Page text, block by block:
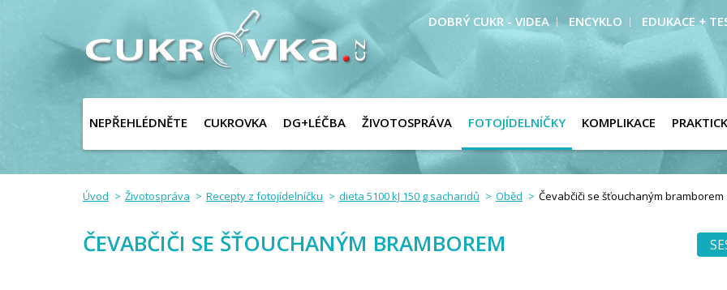
DOBRÝ CUKR - VIDEA ENCYKLO EDUKACE +
NEPŘEHLÉDNĚTE CUKROVKA DG+LÉČBA ŽIVOTOSPRÁVA FOTOJÍDELNÍČKY KOMPLIKACE
Úvod Životospráva Recepty z fotojídelníčku dieta 5100 kJ 150 g sacharidů Oběd Čevabčiči se šťouchaným bramborem
ČEVABČIČI SE ŠŤOUCHANÝM BRAMBOREM